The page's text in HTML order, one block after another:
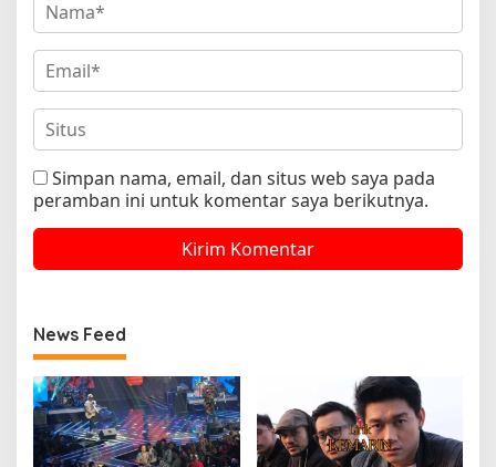
Simpan nama, email, dan situs web saya pada
peramban ini untuk komentar saya berikutnya.
News Feed